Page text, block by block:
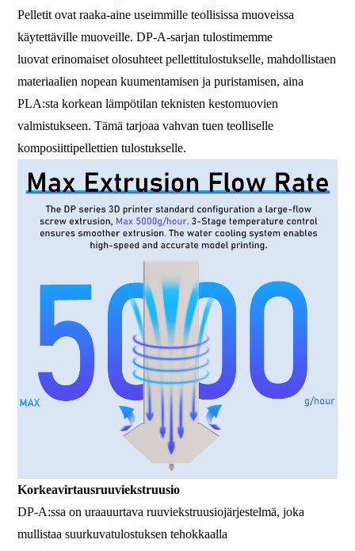
Pelletit ovat raaka-aine useimmille teollisissa muoveissa
käytettäville muoveille. DP-A-sarjan tulostimemme
luovat erinomaiset olosuhteet pellettitulostukselle, mahdollistaen
materiaalien nopean kuumentamisen ja puristamisen, aina
PLA:sta korkean lämpötilan teknisten kestomuovien
valmistukseen. Tämä tarjoaa vahvan tuen teolliselle
komposiittipellettien tulostukselle.
Korkeavirtausruuviekstruusio
DP-A:ssa on uraauurtava ruuviekstruusiojärjestelmä, joka
mullistaa suurkuvatulostuksen tehokkaalla